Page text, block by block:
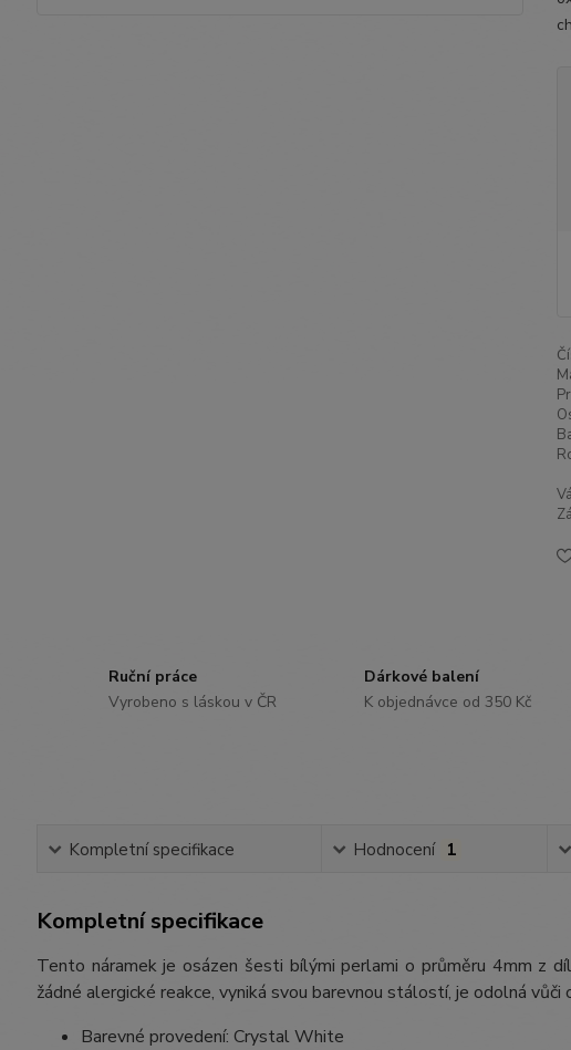
Ruční práce
Vyrobeno s láskou v ČR
Dárkové balení
K objednávce od 350 Kč
Kompletní specifikace Hodnocení 1
Kompletní specifikace
Tento náramek je osázen šesti bílými perlami o průměru 4mm z
žádné alergické reakce, vyniká svou barevnou stálostí, je odolná vůči
Barevné provedení: Crystal White